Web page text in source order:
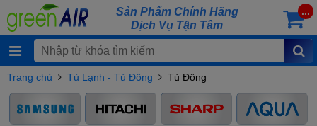
Sản Phẩm Chính Hãng
Dịch Vụ Tận Tâm
...
Trang chủ Tủ Lạnh - Tủ Đông Tủ Đông